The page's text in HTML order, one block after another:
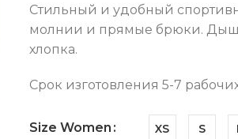
Стильный и удобный
молнии и прямые брюки.
хлопка.
Срок изготовления 5-7
Size Women XS S